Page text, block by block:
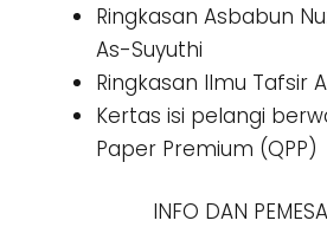
Ringkasan Asbabun
As-Suyuthi⁣⁣
Ringkasan Ilmu Tafsir
Kertas isi pelangi
Paper Premium (QPP)
INFO DAN